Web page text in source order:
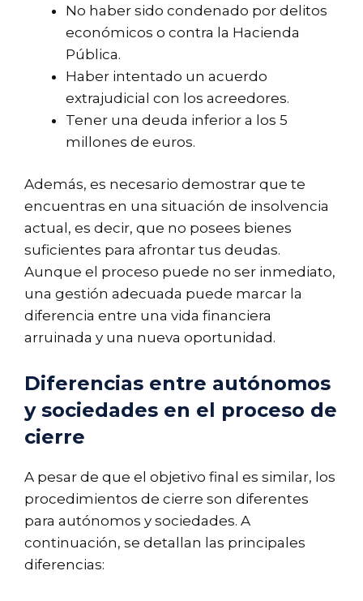
No haber sido condenado por delitos
económicos o contra la Hacienda
Pública.
Haber intentado un acuerdo
extrajudicial con los acreedores.
Tener una deuda inferior a los 5
millones de euros.
Además, es necesario demostrar que te
encuentras en una situación de insolvencia
actual, es decir, que no posees bienes
suficientes para afrontar tus deudas.
Aunque el proceso puede no ser inmediato,
una gestión adecuada puede marcar la
diferencia entre una vida financiera
arruinada y una nueva oportunidad.
Diferencias entre autónomos
y sociedades en el proceso de
cierre
A pesar de que el objetivo final es similar, los
procedimientos de cierre son diferentes
para autónomos y sociedades. A
continuación, se detallan las principales
diferencias: